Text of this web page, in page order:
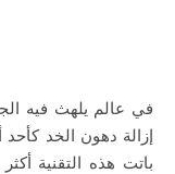
في عالم يلهث فيه الجميع وراء معايير جديدة للجمال، تبرز موضة
إزالة دهون الخد كأحد
باتت هذه التقنية